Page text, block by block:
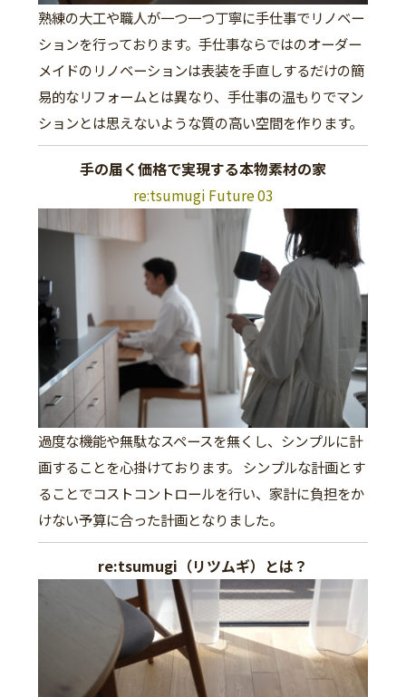
熟練の大工や職人が一つ一つ丁寧に手仕事でリノベー
ションを行っております。手仕事ならではのオーダー
メイドのリノベーションは表装を手直しするだけの簡
易的なリフォームとは異なり、手仕事の温もりでマン
ションとは思えないような質の高い空間を作ります。
手の届く価格で実現する本物素材の家
re:tsumugi Future 03
過度な機能や無駄なスペースを無くし、シンプルに計
画することを心掛けております。 シンプルな計画とす
ることでコストコントロールを行い、家計に負担をか
けない予算に合った計画となりました。
re:tsumugi（リツムギ）とは？